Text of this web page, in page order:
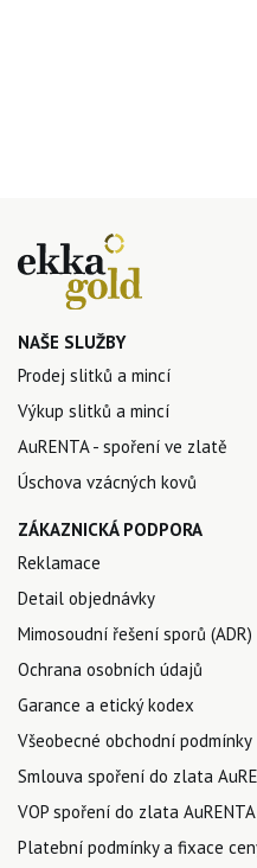
NAŠE SLUŽBY
Prodej slitků a mincí
Výkup slitků a mincí
AuRENTA - spoření ve zlatě
Úschova vzácných kovů
ZÁKAZNICKÁ PODPORA
Reklamace
Detail objednávky
Mimosoudní řešení sporů (ADR)
Ochrana osobních údajů
Garance a etický kodex
Všeobecné obchodní podmínky
Smlouva spoření do zlata
VOP spoření do zlata AuRENTA
Platební podmínky a fixace